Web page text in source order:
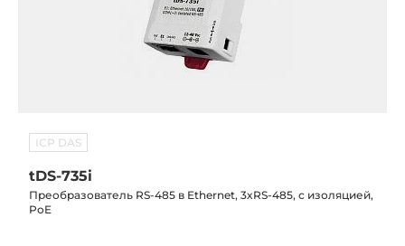
ICP DAS
tDS-735i
Преобразователь RS-485 в Ethernet, 3xRS-485, с изоляцией,
PoE